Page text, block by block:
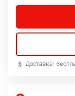
Доставка: